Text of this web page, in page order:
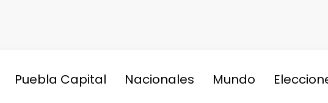
Puebla Capital Nacionales Mundo